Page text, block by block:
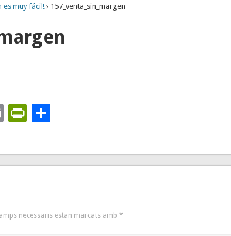
es muy fácil!› 157_venta_sin_margen
EmailPrintFriendly
Comparteix
necessaris estan marcats amb *